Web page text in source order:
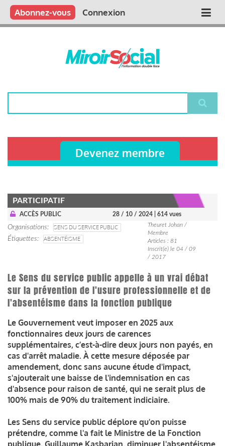
Aller
contenu
Main
Qui sommes nous ?
Vous publiez
Nous publions
Contactez-nous
Abonnez-vous Connexion
Devenez membre
PARTICIPATIF
ACCÈS PUBLIC 28 / 10 / 2024 | 614 vues
Organisations
SENS DU SERVICE PUBLIC
Étiquettes
ABSENTÉISME
Theuret Johan /
Membre
Articles : 81
Inscrit(e) le 04 / 09
/ 2017
Le Sens du service public appelle à un vrai débat
sur la prévention de l'usure professionnelle et de
l'absentéisme dans la fonction publique
Le Gouvernement veut imposer en 2025 aux
fonctionnaires deux jours de carences
supplémentaires, c’est-à-dire deux jours non payés, en
cas d'arrêt maladie. À cette mesure déposée par
amendement, donc sans aucune étude d'impact,
s'ajouterait une baisse de l'indemnisation en cas
d'absence pour raison de santé, qui ne serait plus de
100% mais de 90% du traitement indiciaire.
Les Sens du service public déplore qu'on puisse
prétendre, comme l'a fait le Ministre de la Fonction
publique, Guillaume Kasbarian, diminuer l'absentéisme